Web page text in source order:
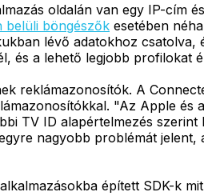
oldalán van egy IP-cím
belüli böngészők esetében
lévő adatokhoz
és a lehető legjobb profilokat
reklámazonosítók. A
"Az Apple és
TV ID alapértelmezés
nagyobb problémát
épített SDK-k